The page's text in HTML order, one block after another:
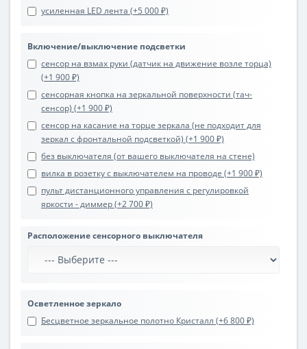
усиленная LED лента (+5 000 ₽)
Включение/выключение подсветки
сенсор на взмах руки (датчик на движение возле торца)
(+1 900 ₽)
сенсорная кнопка на зеркальной поверхности (тач-
сенсор) (+1 900 ₽)
сенсор на касание на торце зеркала (не подходит для
зеркал с фронтальной подсветкой) (+1 900 ₽)
без выключателя (от вашего выключателя на стене)
вилка в розетку с выключателем на проводе (+1 900 ₽)
пульт дистанционного управления с регулировкой
яркости - диммер (+2 700 ₽)
Расположение сенсорного выключателя
Осветленное зеркало
Бесцветное зеркальное полотно Кристалл (+6 800 ₽)